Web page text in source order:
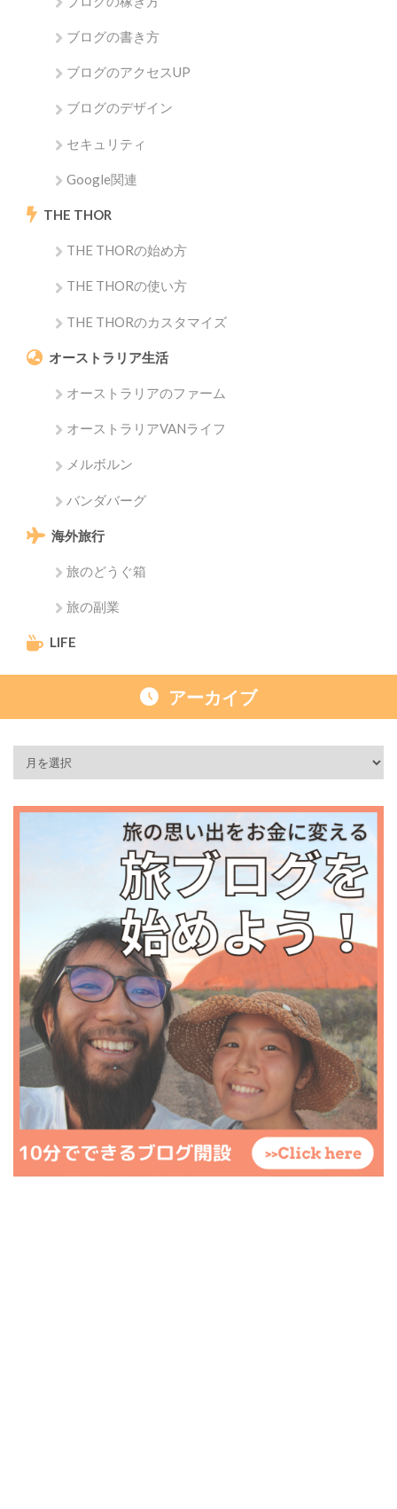
ブログの書き方
ブログのアクセスUP
ブログのデザイン
セキュリティ
Google関連
THE THOR
THE THORの始め方
THE THORの使い方
THE THORのカスタマイズ
オーストラリア生活
オーストラリアのファーム
オーストラリアVANライフ
メルボルン
バンダバーグ
海外旅行
旅のどうぐ箱
旅の副業
LIFE
アーカイブ